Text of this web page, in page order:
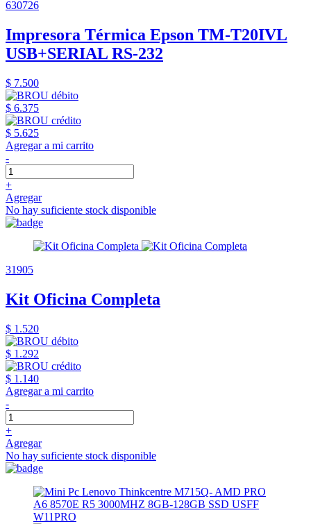
630726
Impresora Térmica Epson TM-T20IVL
USB+SERIAL RS-232
$ 7.500
$ 6.375
$ 5.625
Agregar a mi carrito
-
+
Agregar
No hay suficiente stock disponible
31905
Kit Oficina Completa
$ 1.520
$ 1.292
$ 1.140
Agregar a mi carrito
-
+
Agregar
No hay suficiente stock disponible